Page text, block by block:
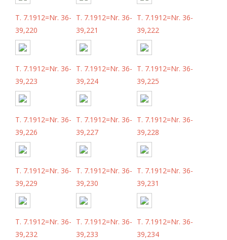
T. 7.1912=Nr. 36-
39,220
T. 7.1912=Nr. 36-
39,221
T. 7.1912=Nr. 36-
39,222
T. 7.1912=Nr. 36-
39,223
T. 7.1912=Nr. 36-
39,224
T. 7.1912=Nr. 36-
39,225
T. 7.1912=Nr. 36-
39,226
T. 7.1912=Nr. 36-
39,227
T. 7.1912=Nr. 36-
39,228
T. 7.1912=Nr. 36-
39,229
T. 7.1912=Nr. 36-
39,230
T. 7.1912=Nr. 36-
39,231
T. 7.1912=Nr. 36-
39,232
T. 7.1912=Nr. 36-
39,233
T. 7.1912=Nr. 36-
39,234